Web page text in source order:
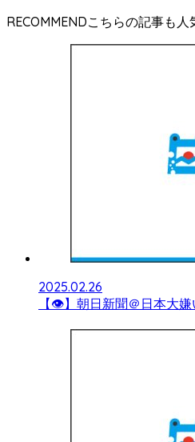
RECOMMEND
2025.02.26
【👁】朝日新聞＠日本大